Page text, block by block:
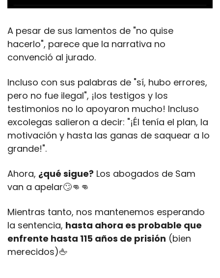
A pesar de sus lamentos de "no quise
hacerlo", parece que la narrativa no
convenció al jurado.
Incluso con sus palabras de "sí, hubo errores,
pero no fue ilegal", ¡los testigos y los
testimonios no lo apoyaron mucho! Incluso
excolegas salieron a decir: "¡Él tenía el plan, la
motivación y hasta las ganas de saquear a lo
grande!".
Ahora, ¿qué sigue? Los abogados de Sam
van a apelar🙄👊 👊
Mientras tanto, nos mantenemos esperando
la sentencia, hasta ahora es probable que
enfrente hasta 115 años de prisión (bien
merecidos)🖕